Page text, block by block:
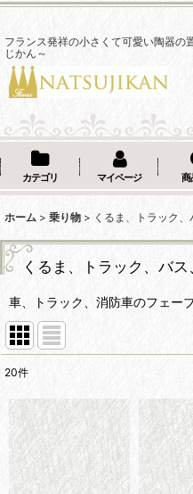
フランス発祥の小さくて可愛い陶器の
じかん～
カテゴリ マイページ 商
ホーム > 乗り物 > くるま、トラック
くるま、トラック、バ
車、トラック、消防車のフェーブ
並び順:
絞
20件